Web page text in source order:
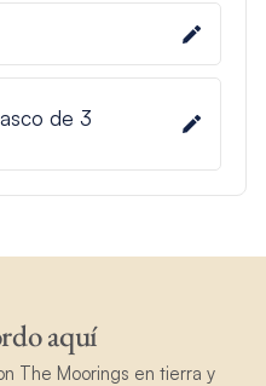
de 3
aquí
The Moorings en tierra y